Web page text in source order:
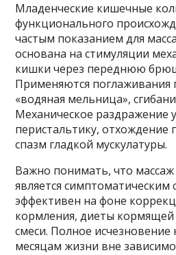
Младенческие кишечные
функционального
частым показанием для
основана на стимуляции
кишки через переднюю
Применяются поглаживания
«водяная мельница»,
Механическое раздражение
перистальтику, отхождение
спазм гладкой мускулатуры.
Важно понимать, что
является симптоматическим
эффективен на фоне
кормления, диеты
смеси. Полное исчезновение
месяцам жизни вне